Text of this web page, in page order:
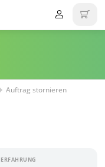
Auftrag stornieren
ERFAHRUNG